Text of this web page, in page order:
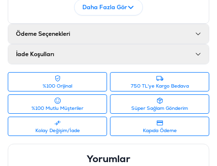
Daha Fazla Gör
Ödeme Seçenekleri
İade Koşulları
%100 Orijinal 750 TL'ye Kargo Bedava
%100 Mutlu Müşteriler Süper Sağlam Gönderim
Kolay Değişim/İade Kapıda Ödeme
Yorumlar